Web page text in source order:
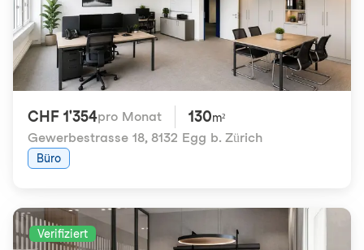
CHF 1'354pro Monat 130m²
Gewerbestrasse 18, 8132 Egg b. Zürich
Büro
Verifiziert